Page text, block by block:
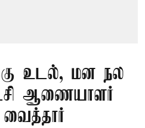
உடல், மன நல
ஆணையாளர்